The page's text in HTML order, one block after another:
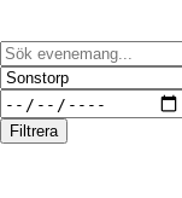
Filtrera